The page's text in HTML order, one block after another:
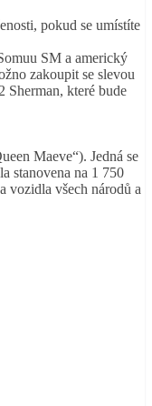
pokud se umístíte
SM a americký
zakoupit se slevou
Sherman, které bude
Maeve“). Jedná se
stanovena na 1 750
vozidla všech národů a